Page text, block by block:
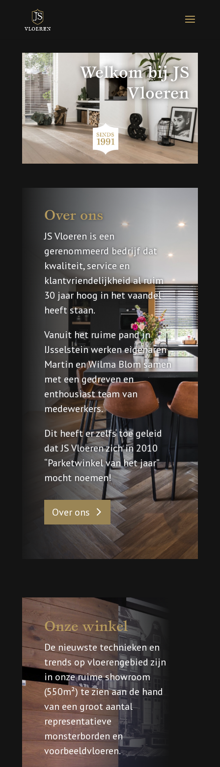
Welkom bij JS
Vloeren
Over ons
JS Vloeren is een
gerenommeerd bedrijf dat
kwaliteit, service en
klantvriendelijkheid al ruim
30 jaar hoog in het vaandel
heeft staan.
Vanuit het ruime pand in
IJsselstein werken eigenaren
Martin en Wilma Blom samen
met een gedreven en
enthousiast team van
medewerkers.
Dit heeft er zelfs toe geleid
dat JS Vloeren zich in 2010
“Parketwinkel van het jaar”
mocht noemen!
Over ons
Onze winkel
De nieuwste technieken en
trends op vloerengebied zijn
in onze ruime showroom
(550m²) te zien aan de hand
van een groot aantal
representatieve
monsterborden en
voorbeeldvloeren.